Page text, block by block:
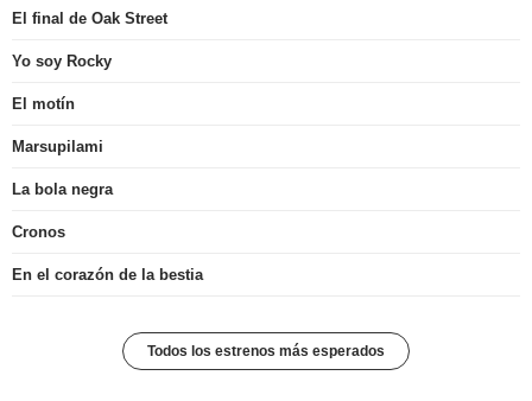
El final de Oak Street
Yo soy Rocky
El motín
Marsupilami
La bola negra
Cronos
En el corazón de la bestia
Todos los estrenos más esperados